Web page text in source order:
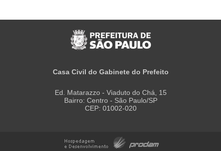
Casa Civil do Gabinete do Prefeito
Ed. Matarazzo - Viaduto do Chá, 15
Bairro: Centro - São Paulo/SP
CEP: 01002-020